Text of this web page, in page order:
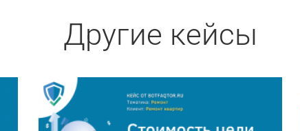
Другие кейсы